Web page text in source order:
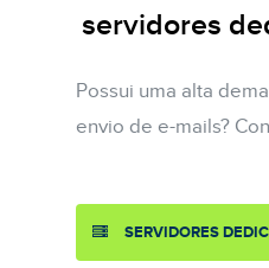
servidores
Possui uma alta
envio de e-mails?
SERVIDORES